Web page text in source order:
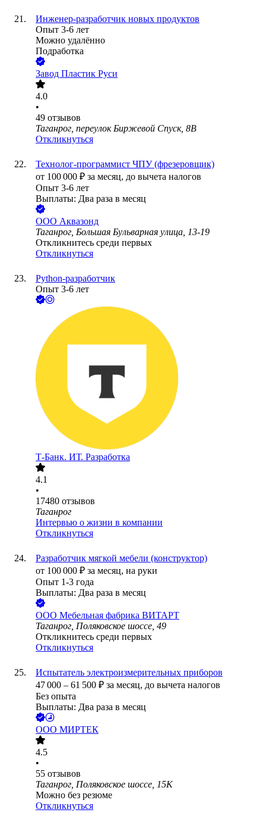
Инженер-разработчик новых продуктов
Опыт 3-6 лет
Можно удалённо
Подработка
Завод Пластик Руси
4.0
•
49 отзывов
Таганрог, переулок Биржевой Спуск, 8В
Откликнуться
Технолог-программист ЧПУ (фрезеровщик)
от 100 000 ₽ за месяц, до вычета налогов
Опыт 3-6 лет
Выплаты: Два раза в месяц
ООО Аквазонд
Таганрог, Большая Бульварная улица, 13-19
Откликнитесь среди первых
Откликнуться
Python-разработчик
Опыт 3-6 лет
Т-Банк. ИТ. Разработка
4.1
•
17480 отзывов
Таганрог
Интервью о жизни в компании
Откликнуться
Разработчик мягкой мебели (конструктор)
от 100 000 ₽ за месяц, на руки
Опыт 1-3 года
Выплаты: Два раза в месяц
ООО Мебельная фабрика ВИТАРТ
Таганрог, Поляковское шоссе, 49
Откликнитесь среди первых
Откликнуться
Испытатель электроизмерительных приборов
47 000 – 61 500 ₽ за месяц, до вычета налогов
Без опыта
Выплаты: Два раза в месяц
ООО МИРТЕК
4.5
•
55 отзывов
Таганрог, Поляковское шоссе, 15К
Можно без резюме
Откликнуться